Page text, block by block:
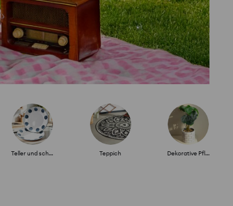
Teller und schüsseln Teppich Dekorative Pflanzen